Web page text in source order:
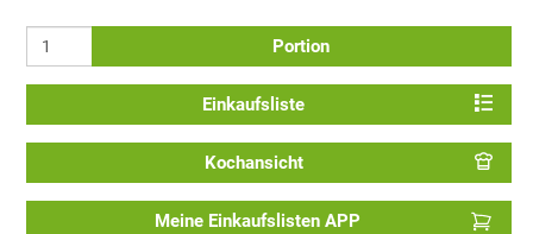
Portion
Einkaufsliste
Kochansicht
Meine Einkaufslisten APP